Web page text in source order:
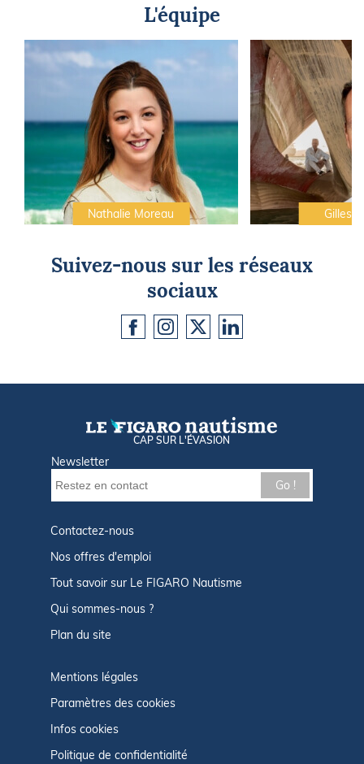
L'équipe
Nathalie Moreau Gilles
Suivez-nous sur les réseaux
sociaux
CAP SUR L'ÉVASION
Newsletter
Go !
Contactez-nous
Nos offres d'emploi
Tout savoir sur Le FIGARO Nautisme
Qui sommes-nous ?
Plan du site
Mentions légales
Paramètres des cookies
Infos cookies
Politique de confidentialité